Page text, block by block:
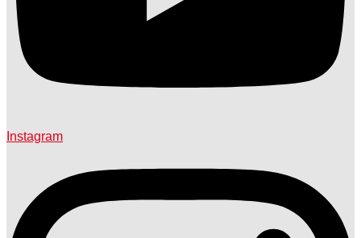
Instagram